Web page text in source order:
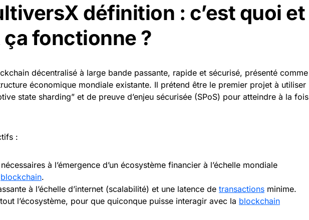
définition : c’est quoi et
fonctionne ?
décentralisé à large bande passante, rapide et sécurisé, présenté comme
économique mondiale existante. Il prétend être le premier projet à utiliser
state sharding” et de preuve d’enjeu sécurisée (SPoS) pour atteindre à la fois
:
à l’émergence d’un écosystème financier à l’échelle mondiale
blockchain.
à l’échelle d’internet (scalabilité) et une latence de transactions minime.
l’écosystème, pour que quiconque puisse interagir avec la blockchain